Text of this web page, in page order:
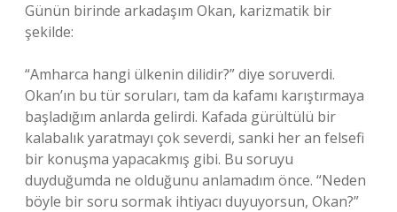
Günün birinde arkadaşım Okan, karizmatik bir
şekilde:
“Amharca hangi ülkenin dilidir?” diye soruverdi.
Okan’ın bu tür soruları, tam da kafamı karıştırmaya
başladığım anlarda gelirdi. Kafada gürültülü bir
kalabalık yaratmayı çok severdi, sanki her an felsefi
bir konuşma yapacakmış gibi. Bu soruyu
duyduğumda ne olduğunu anlamadım önce. “Neden
böyle bir soru sormak ihtiyacı duyuyorsun, Okan?”